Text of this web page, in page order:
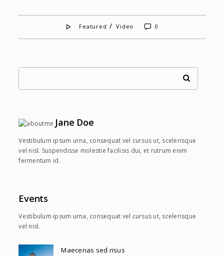
Featured /Video 0
Jane Doe
Vestibulum ipsum urna, consequat vel cursus ut, scelerisque
vel nisl. Suspendisse molestie facilisis dui, et rutrum enim
fermentum id.
Events
Vestibulum ipsum urna, consequat vel cursus ut, scelerisque
vel nisl.
Maecenas sed risus